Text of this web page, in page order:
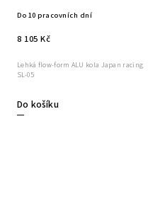
Do 10 pracovních dní
8 105 Kč
Do košíku
Lehká flow-form ALU kola Japan racing
SL-05